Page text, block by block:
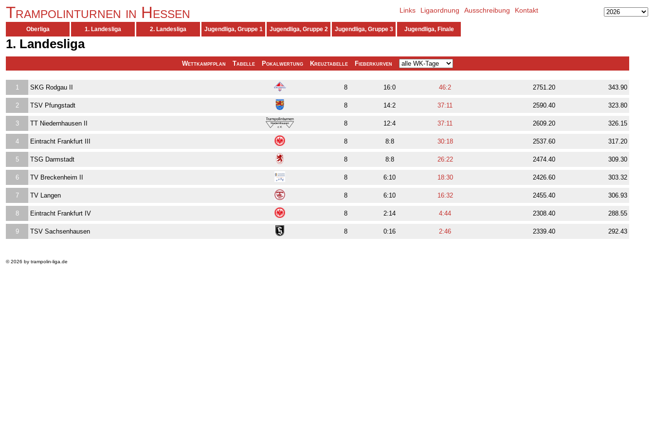
Trampolinturnen in Hessen Links Ligaordnung Ausschreibung Kontakt
Oberliga 1. Landesliga 2. Landesliga Jugendliga, Gruppe 1 Jugendliga, Gruppe 2 Jugendliga, Gruppe 3 Jugendliga, Finale
1. Landesliga
Wettkampfplan Tabelle Pokalwertung Kreuztabelle Fieberkurven
1 SKG Rodgau II 8 16:0 46:2 2751.20 343.90
2 TSV Pfungstadt 8 14:2 37:11 2590.40 323.80
3 TT Niedernhausen II 8 12:4 37:11 2609.20 326.15
4 Eintracht Frankfurt III 8 8:8 30:18 2537.60 317.20
5 TSG Darmstadt 8 8:8 26:22 2474.40 309.30
6 TV Breckenheim II 8 6:10 18:30 2426.60 303.32
7 TV Langen 8 6:10 16:32 2455.40 306.93
8 Eintracht Frankfurt IV 8 2:14 4:44 2308.40 288.55
9 TSV Sachsenhausen 8 0:16 2:46 2339.40 292.43
© 2026 by trampolin-liga.de